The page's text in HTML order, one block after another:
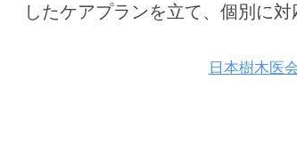
したケアプランを立て、個別に対
日本樹木医